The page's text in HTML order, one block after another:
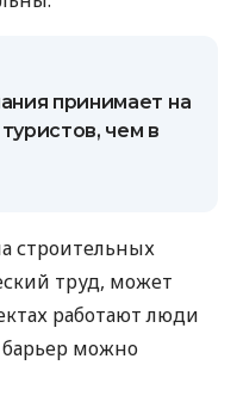
принимает на
чем в
строительных
труд, может
работают люди
барьер можно